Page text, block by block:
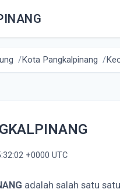
Kota Pangkalpinang
+0000 UTC
adalah salah satu